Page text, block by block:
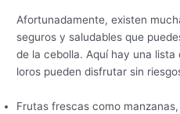
Afortunadamente, existen
seguros y saludables que
de la cebolla. Aquí hay una
loros pueden disfrutar sin
Frutas frescas como